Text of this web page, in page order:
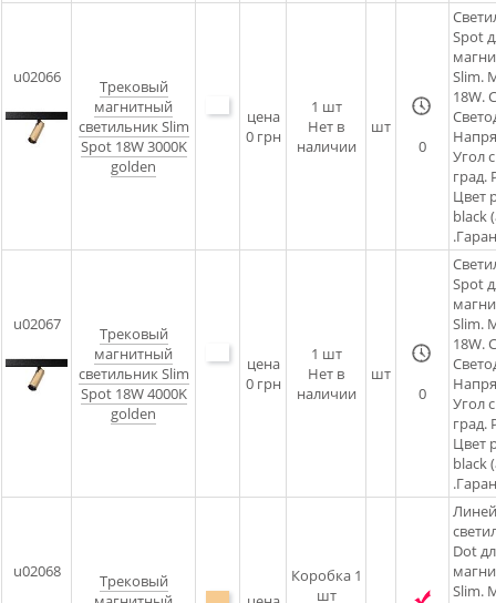
u02066
Трековый
магнитный
светильник Slim
Spot 18W 3000K
golden
цена
0 грн
1 шт
Нет в
наличии
шт
0
Spot
Slim.
18W.
Угол
град.
Цвет
black
u02067
Трековый
магнитный
светильник Slim
Spot 18W 4000K
golden
цена
0 грн
1 шт
Нет в
наличии
шт
0
Spot
Slim.
18W.
Угол
град.
Цвет
black
u02068
Трековый
Коробка 1
шт
Dot
Slim.